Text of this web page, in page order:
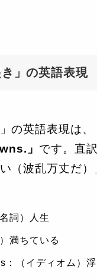
き」の英語表現
の英語表現は、
」 です。直
（波乱万丈だ）
詞）人生
満ちている
：（イディオム）浮